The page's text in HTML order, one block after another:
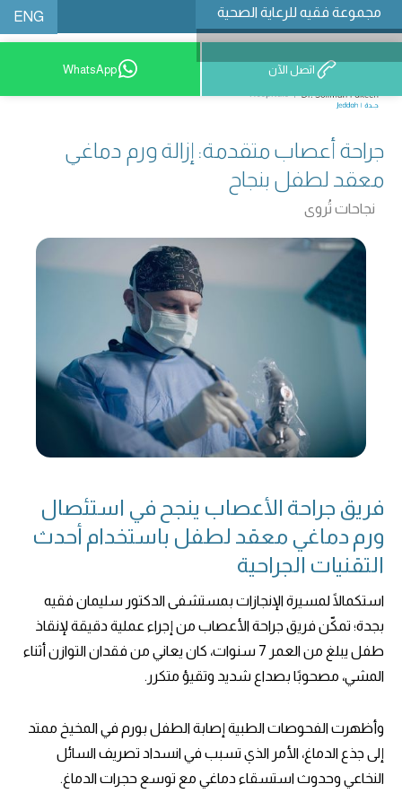
مجموعة فقيه للرعاية الصحية ENG
9200 12777 اتصل الآن WhatsApp
جراحة أعصاب متقدمة: إزالة ورم دماغي
معقد لطفل بنجاح
نجاحات تُروى
فريق جراحة الأعصاب ينجح في استئصال
ورم دماغي معقد لطفل باستخدام أحدث
التقنيات الجراحية
استكمالًا لمسيرة الإنجازات بمستشفى الدكتور سليمان فقيه
بجدة؛ تمكّن فريق جراحة الأعصاب من إجراء عملية دقيقة لإنقاذ
طفل يبلغ من العمر 7 سنوات، كان يعاني من فقدان التوازن أثناء
المشي، مصحوبًا بصداع شديد وتقيؤ متكرر.
وأظهرت الفحوصات الطبية إصابة الطفل بورم في المخيخ ممتد
إلى جذع الدماغ، الأمر الذي تسبب في انسداد تصريف السائل
النخاعي وحدوث استسقاء دماغي مع توسع حجرات الدماغ.